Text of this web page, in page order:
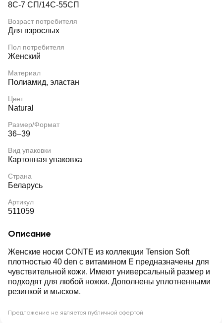
8С-7 СП/14С-55СП
Возраст потребителя
Для взрослых
Пол потребителя
Женский
Материал
Полиамид, эластан
Цвет
Natural
Размер/Формат
36–39
Вид упаковки
Картонная упаковка
Страна
Беларусь
Артикул
511059
Описание
Женские носки CONTE из коллекции Tension Soft
плотностью 40 den с витамином Е предназначены для
чувствительной кожи. Имеют универсальный размер и
подходят для любой ножки. Дополнены уплотненными
резинкой и мыском.
Предложение не является публичной офертой